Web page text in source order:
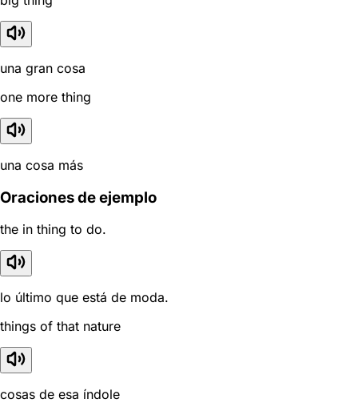
una gran cosa
one more thing
una cosa más
Oraciones de ejemplo
the in thing to do.
lo último que está de moda.
things of that nature
cosas de esa índole